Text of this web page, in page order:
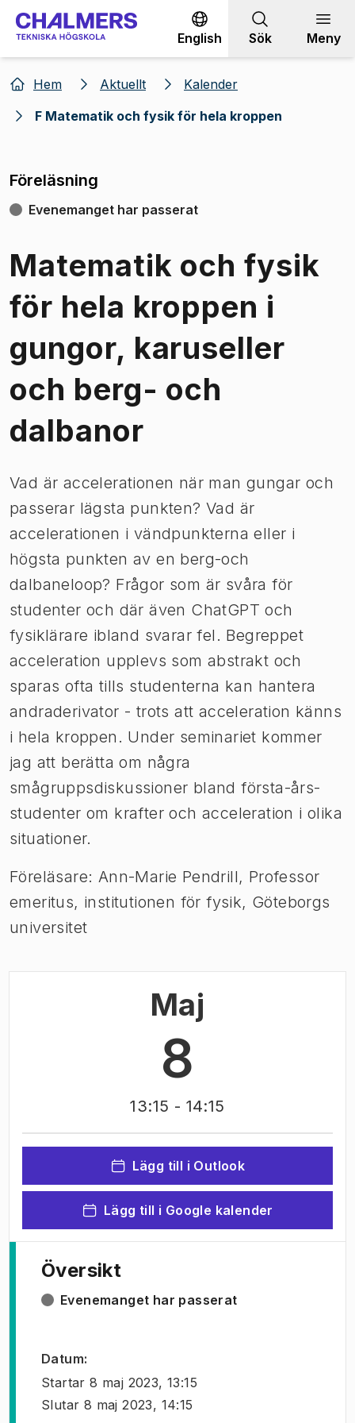
Gå till innehållet
English Sök Meny
Hem Aktuellt
Kalender
F Matematik och fysik för hela kroppen
Föreläsning
Evenemanget har passerat
Matematik och fysik
för hela kroppen i
gungor, karuseller
och berg- och
dalbanor
Vad är accelerationen när man gungar och
passerar lägsta punkten? Vad är
accelerationen i vändpunkterna eller i
högsta punkten av en berg-och
dalbaneloop? Frågor som är svåra för
studenter och där även ChatGPT och
fysiklärare ibland svarar fel. Begreppet
acceleration upplevs som abstrakt och
sparas ofta tills studenterna kan hantera
andraderivator - trots att acceleration känns
i hela kroppen. Under seminariet kommer
jag att berätta om några
smågruppsdiskussioner bland första-års-
studenter om krafter och acceleration i olika
situationer.
Föreläsare: Ann-Marie Pendrill, Professor
emeritus, institutionen för fysik, Göteborgs
universitet
Maj
8
13:15 - 14:15
Lägg till i Outlook
Lägg till i Google kalender
Översikt
Evenemanget har passerat
Datum:
Startar 8 maj 2023, 13:15
Slutar 8 maj 2023, 14:15